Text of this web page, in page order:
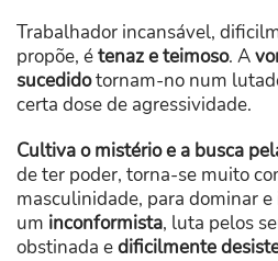
Trabalhador incansável,
propõe, étenaz e teimoso. A
sucedidotornam-no num
certa dose de agressividade.
Cultiva o mistério e a busca
de ter poder, torna-se muito
masculinidade, para dominar
um inconformista, luta pelos
obstinada edificilmente